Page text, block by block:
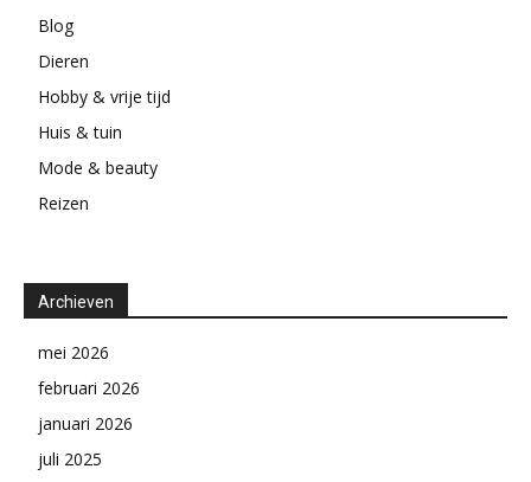
Blog
Dieren
Hobby & vrije tijd
Huis & tuin
Mode & beauty
Reizen
Archieven
mei 2026
februari 2026
januari 2026
juli 2025